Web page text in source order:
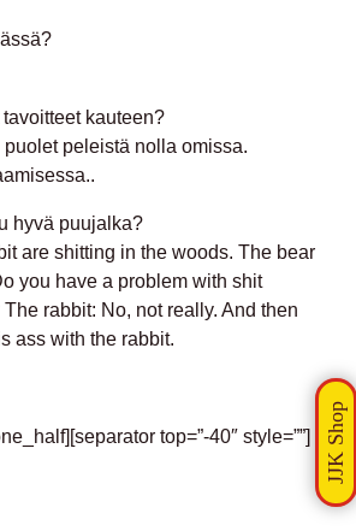
kauteen?
peleistä nolla omissa.
hyvä puujalka?
are shitting in the woods. The bear
you have a problem with shit
rabbit: No, not really. And then
ass with the rabbit.
top=”-40″ style=””]